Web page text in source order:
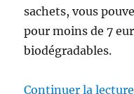
sachets, vous
pour moins de 7
biodégradables.
Continuer la lecture